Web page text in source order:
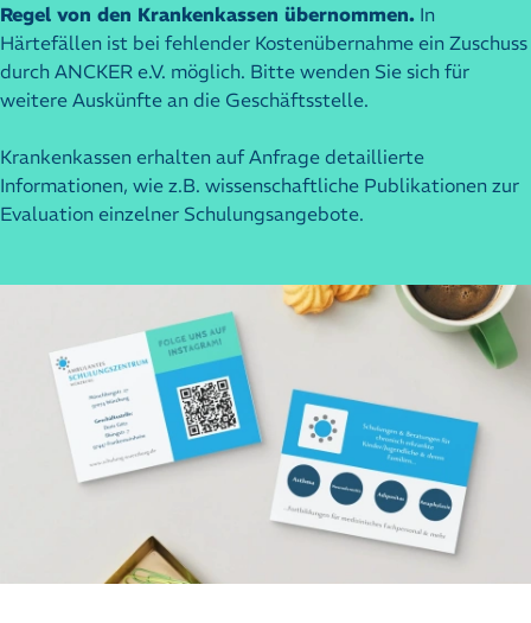
Regel von den Krankenkassen übernommen. In
Härtefällen ist bei fehlender Kostenübernahme ein Zuschuss
durch ANCKER e.V. möglich. Bitte wenden Sie sich für
weitere Auskünfte an die Geschäftsstelle.
Krankenkassen erhalten auf Anfrage detaillierte
Informationen, wie z.B. wissenschaftliche Publikationen zur
Evaluation einzelner Schulungsangebote.